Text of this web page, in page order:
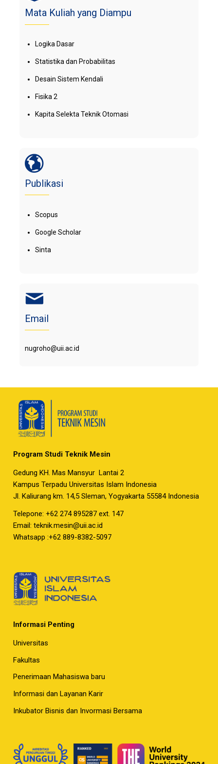
Mata Kuliah yang Diampu
Logika Dasar
Statistika dan Probabilitas
Desain Sistem Kendali
Fisika 2
Kapita Selekta Teknik Otomasi
Publikasi
Scopus
Google Scholar
Sinta
Email
nugroho@uii.ac.id
Program Studi Teknik Mesin
Gedung KH. Mas Mansyur Lantai 2
Kampus Terpadu Universitas Islam Indonesia
Jl. Kaliurang km. 14,5 Sleman, Yogyakarta 55584 Indonesia
Telepone: +62 274 895287 ext. 147
Email: teknik.mesin@uii.ac.id
Whatsapp :+62 889-8382-5097
Informasi Penting
Universitas
Fakultas
Penerimaan Mahasiswa baru
Informasi dan Layanan Karir
Inkubator Bisnis dan Invormasi Bersama